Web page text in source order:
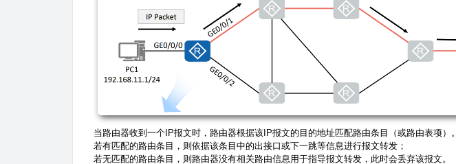
当路由器收到一个IP报文时，路由器根据该IP报文的目的地址匹配路由条目（或路由表项）。
若有匹配的路由条目，则依据该条目中的出接口或下一跳等信息进行报文转发；
若无匹配的路由条目，则路由器没有相关路由信息用于指导报文转发，此时会丢弃该报文。